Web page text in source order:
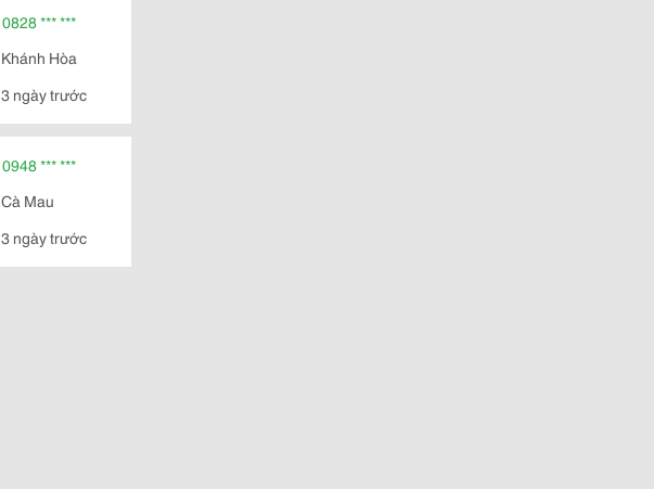
0828 *** ***
Khánh Hòa
3 ngày trước
0948 *** ***
Cà Mau
3 ngày trước